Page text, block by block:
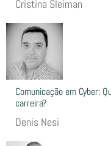
Cristina Sleiman
Comunicação em Cyber:
carreira?
Denis Nesi